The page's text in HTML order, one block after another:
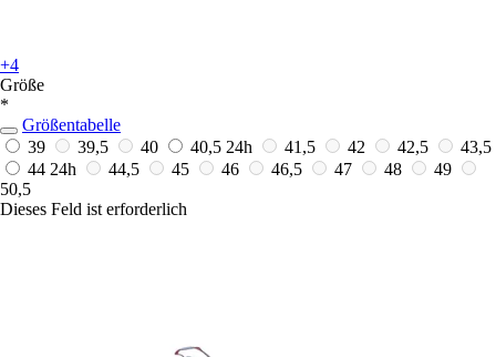
+4
Größe
*
Größentabelle
39
39,5 40 40,5 24h 41,5 42 42,5
43,5
44 24h 44,5 45 46 46,5 47 48
49
50,5
Dieses Feld ist erforderlich